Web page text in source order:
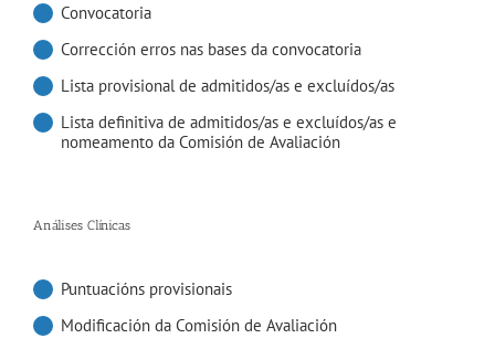
Convocatoria
Corrección erros nas bases da convocatoria
Lista provisional de admitidos/as e excluídos/as
Lista definitiva de admitidos/as e excluídos/as e
nomeamento da Comisión de Avaliación
Análises Clínicas
Puntuacións provisionais
Modificación da Comisión de Avaliación